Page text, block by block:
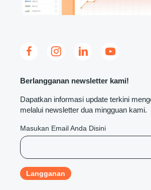
Berlangganan newsletter kami!
Dapatkan informasi update terkini
melalui newsletter dua mingguan kami.
Masukan Email Anda Disini